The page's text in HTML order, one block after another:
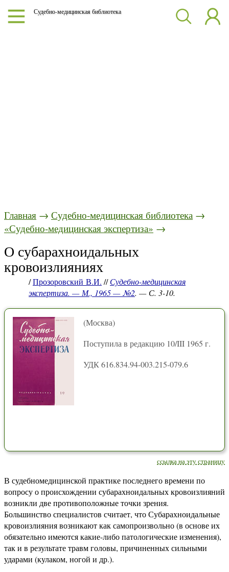
Судебно-медицинская библиотека
Главная → Судебно-медицинская библиотека →
«Судебно-медицинская экспертиза» →
О субарахноидальных
кровоизлияниях
/Прозоровский В.И. //Судебно-медицинская
экспертиза. — М., 1965 — №2. — С. 3-10.
(Москва)
Поступила в редакцию 10/III 1965 г.
УДК 616.834.94-003.215-079.6
ссылка на эту страницу
В судебномедицинской практике последнего времени по
вопросу о происхождении субарахноидальных кровоизлияний
возникли две противоположные точки зрения.
Большинство специалистов считает, что Субарахноидальные
кровоизлияния возникают как самопроизвольно (в основе их
обязательно имеются какие-либо патологические изменения),
так и в результате травм головы, причиненных сильными
ударами (кулаком, ногой и др.).